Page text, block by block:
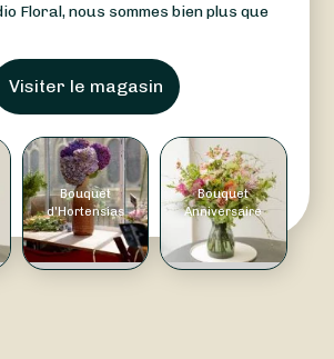
Floral, nous sommes bien plus que
Visiter le magasin
Bouquet
d'Hortensias
Bouquet
Anniversaire